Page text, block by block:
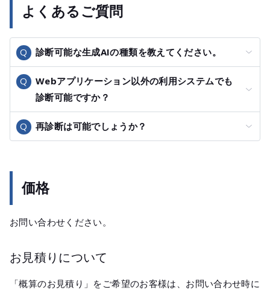
よくあるご質問
診断可能な生成AIの種類を教えてください。
Webアプリケーション以外の利用システムでも
診断可能ですか？
再診断は可能でしょうか？
価格
お問い合わせください。
お見積りについて
「概算のお見積り」をご希望のお客様は、お問い合わせ時に